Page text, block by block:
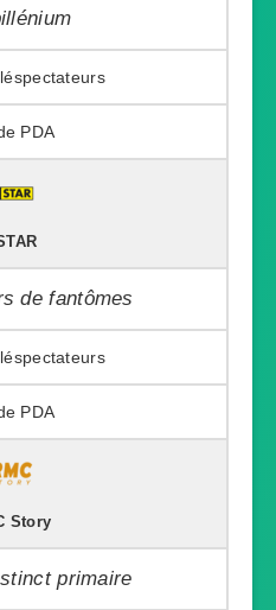
de fantômes
Story
primaire